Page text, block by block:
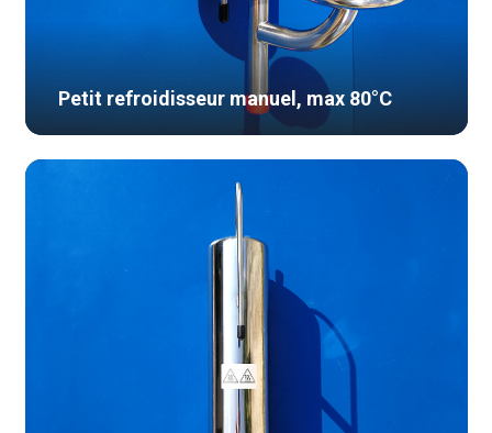
Petit refroidisseur manuel, max 80°C